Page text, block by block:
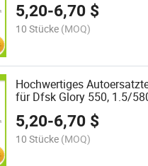
Stern Leopard Ky10 OEM:
D32A/Tt52da/515K-
5,20-6,70 $
10 Stücke (MOQ)
Hochwertiges
für Dfsk Glory 550, 1.5/
National 6 Oemfoir00A160
5,20-6,70 $
10 Stücke (MOQ)